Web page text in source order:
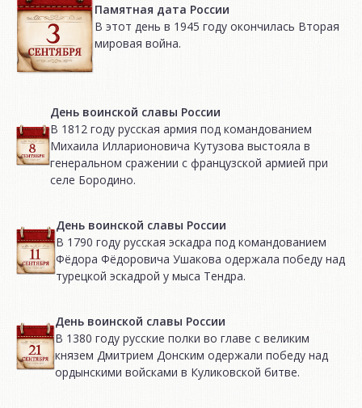
Памятная дата России
В этот день в 1945 году окончилась Вторая
мировая война.
День воинской славы России
В 1812 году русская армия под командованием
Михаила Илларионовича Кутузова выстояла в
генеральном сражении с французской армией при
селе Бородино.
День воинской славы России
В 1790 году русская эскадра под командованием
Фёдора Фёдоровича Ушакова одержала победу над
турецкой эскадрой у мыса Тендра.
День воинской славы России
В 1380 году русские полки во главе с великим
князем Дмитрием Донским одержали победу над
ордынскими войсками в Куликовской битве.